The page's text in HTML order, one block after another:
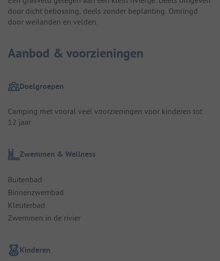
door dicht bebossing, deels zonder beplanting. Omringd
door weilanden en velden.
Aanbod & voorzieningen
Doelgroepen
Camping met vooral veel voorzieningen voor kinderen tot
12 jaar
Zwemmen & Wellness
Buitenbad
Binnenzwembad
Kleuterbad
Zwemmen in de rivier
Kinderen